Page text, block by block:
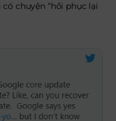
chuyện “hồi phục lại